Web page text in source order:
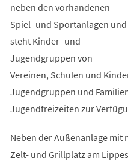
neben den vorhandenen
Spiel- und Sportanlagen und
steht Kinder- und
Jugendgruppen von
Vereinen, Schulen und
Jugendgruppen und
Jugendfreizeiten zur
Neben der Außenanlage
Zelt- und Grillplatz am